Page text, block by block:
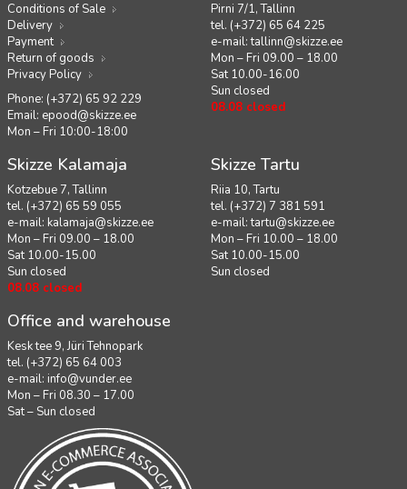
Conditions of Sale
Delivery
Payment
Return of goods
Privacy Policy
Phone: (+372) 65 92 229
Email: epood@skizze.ee
Mon – Fri 10:00-18:00
Pirni 7/1, Tallinn
tel. (+372) 65 64 225
e-mail:tallinn@skizze.ee
Mon – Fri 09.00 – 18.00
Sat 10.00-16.00
Sun closed
08.08 closed
Skizze Kalamaja
Kotzebue 7, Tallinn
tel. (+372) 65 59 055
e-mail: kalamaja@skizze.ee
Mon – Fri 09.00 – 18.00
Sat 10.00-15.00
Sun closed
08.08 closed
Skizze Tartu
Riia 10, Tartu
tel. (+372) 7 381 591
e-mail:tartu@skizze.ee
Mon – Fri 10.00 – 18.00
Sat 10.00-15.00
Sun closed
Office and warehouse
Kesk tee 9, Jüri Tehnopark
tel. (+372) 65 64 003
e-mail: info@vunder.ee
Mon – Fri 08.30 – 17.00
Sat – Sun closed